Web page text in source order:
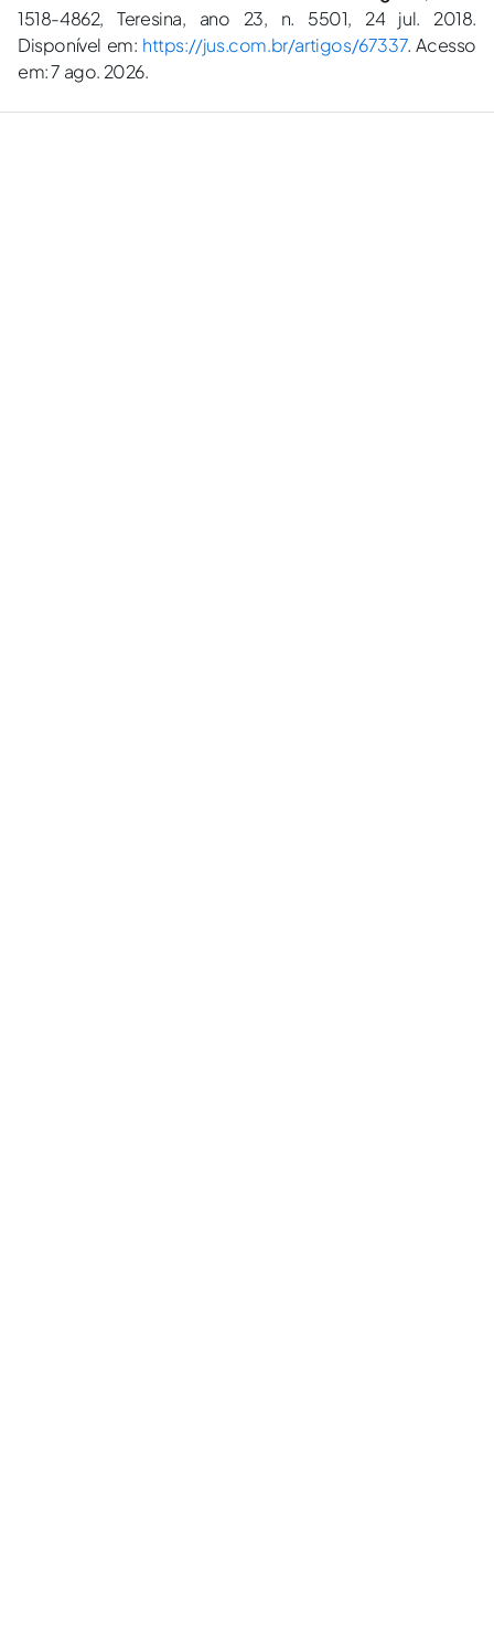
1518-4862, Teresina, ano 23, n. 5501, 24 jul. 2018.
Disponível em: https://jus.com.br/artigos/67337. Acesso
em: 7 ago. 2026.